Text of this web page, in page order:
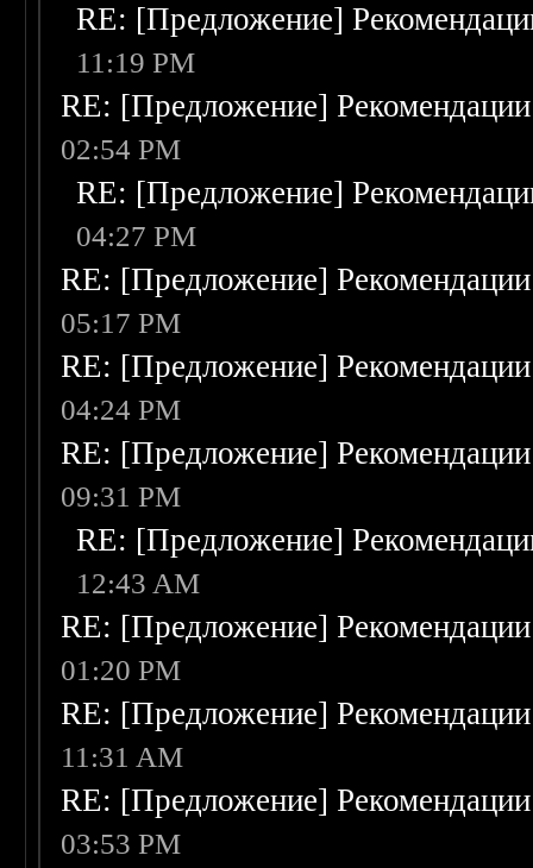
RE: [Предложение]
11:19 PM
RE: [Предложение]
02:54 PM
RE: [Предложение]
04:27 PM
RE: [Предложение]
05:17 PM
RE: [Предложение]
04:24 PM
RE: [Предложение]
09:31 PM
RE: [Предложение]
12:43 AM
RE: [Предложение]
01:20 PM
RE: [Предложение]
11:31 AM
RE: [Предложение]
03:53 PM